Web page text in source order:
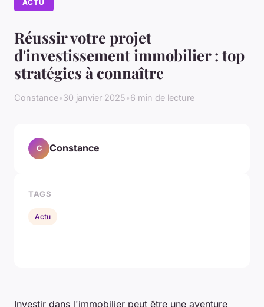
ACTU
Réussir votre projet
d'investissement immobilier : top
stratégies à connaître
Constance•30 janvier 2025•6 min de lecture
Investir dans l'immobilier peut être une aventure
C Constance
TAGS
Actu